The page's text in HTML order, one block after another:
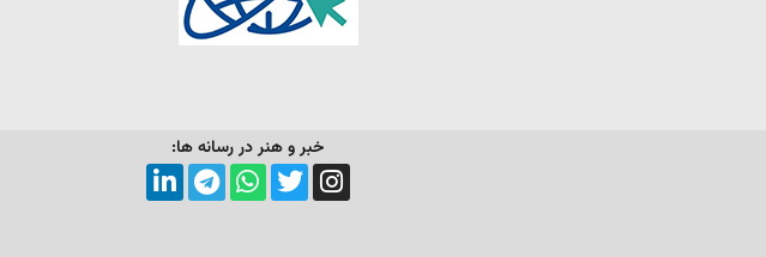
خبر و هنر در رسانه ها: